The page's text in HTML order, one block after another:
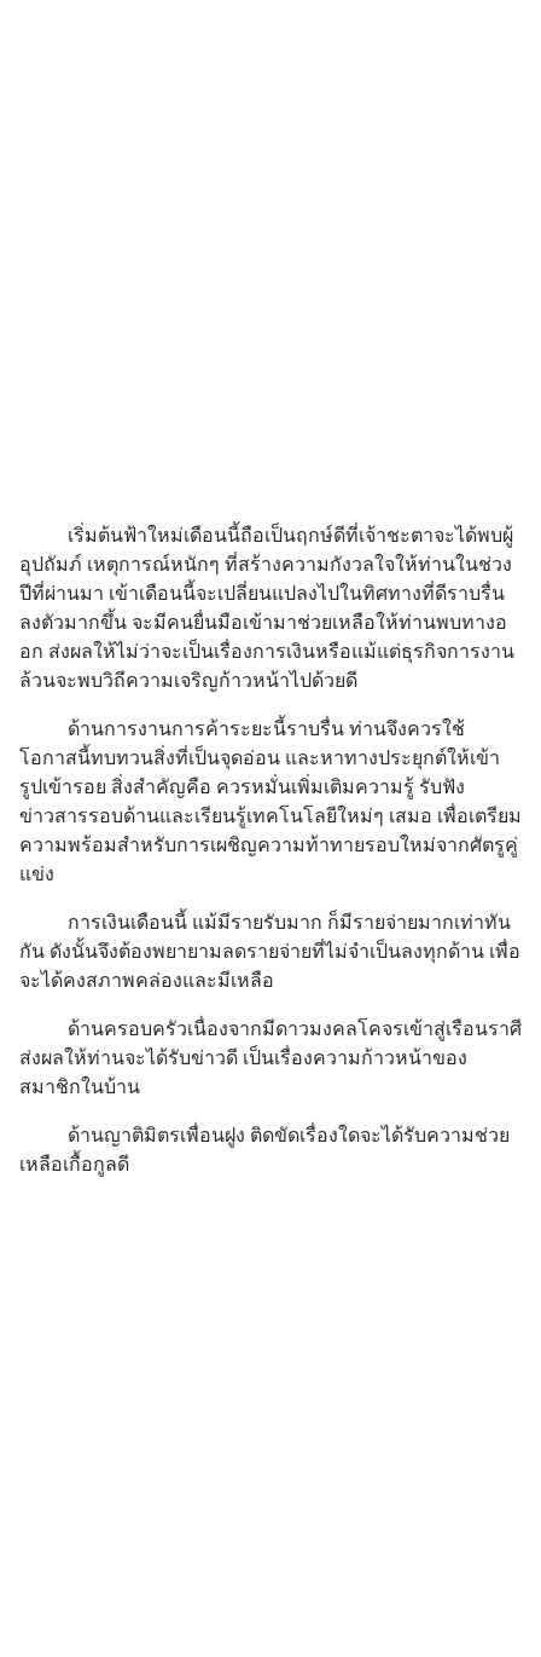
เริ่มต้นฟ้าใหม่เดือนนี้ถือเป็นฤกษ์ดีที่เจ้าชะตาจะได้พบผู้
อุปถัมภ์ เหตุการณ์หนักๆ ที่สร้างความกังวลใจให้ท่านในช่วง
ปีที่ผ่านมา เข้าเดือนนี้จะเปลี่ยนแปลงไปในทิศทางที่ดีราบรื่น
ลงตัวมากขึ้น จะมีคนยื่นมือเข้ามาช่วยเหลือให้ท่านพบทางอ
อก ส่งผลให้ไม่ว่าจะเป็นเรื่องการเงินหรือแม้แต่ธุรกิจการงาน
ล้วนจะพบวิถีความเจริญก้าวหน้าไปด้วยดี
ด้านการงานการค้าระยะนี้ราบรื่น ท่านจึงควรใช้
โอกาสนี้ทบทวนสิ่งที่เป็นจุดอ่อน และหาทางประยุกต์ให้เข้า
รูปเข้ารอย สิ่งสำคัญคือ ควรหมั่นเพิ่มเติมความรู้ รับฟัง
ข่าวสารรอบด้านและเรียนรู้เทคโนโลยีใหม่ๆ เสมอ เพื่อเตรียม
ความพร้อมสำหรับการเผชิญความท้าทายรอบใหม่จากศัตรูคู่
แข่ง
การเงินเดือนนี้ แม้มีรายรับมาก ก็มีรายจ่ายมากเท่าทัน
กัน ดังนั้นจึงต้องพยายามลดรายจ่ายที่ไม่จำเป็นลงทุกด้าน เพื่อ
จะได้คงสภาพคล่องและมีเหลือ
ด้านครอบครัวเนื่องจากมีดาวมงคลโคจรเข้าสู่เรือนราศี
ส่งผลให้ท่านจะได้รับข่าวดี เป็นเรื่องความก้าวหน้าของ
สมาชิกในบ้าน
ด้านญาติมิตรเพื่อนฝูง ติดขัดเรื่องใดจะได้รับความช่วย
เหลือเกื้อกูลดี